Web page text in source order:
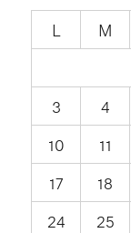
L M
3
4
10
11
17
18
24
25